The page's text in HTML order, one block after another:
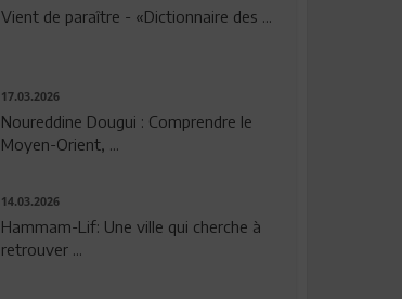
Vient de paraître - «Dictionnaire des ...
17.03.2026
Noureddine Dougui : Comprendre le
Moyen-Orient, ...
14.03.2026
Hammam-Lif: Une ville qui cherche à
retrouver ...